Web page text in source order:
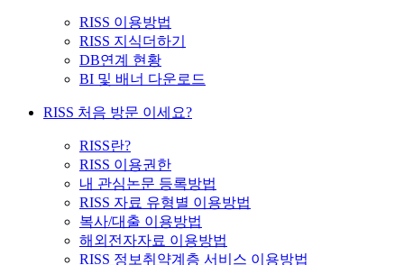
RISS 이용방법
RISS 지식더하기
DB연계 현황
BI 및 배너 다운로드
RISS 처음 방문 이세요?
RISS란?
RISS 이용권한
내 관심논문 등록방법
RISS 자료 유형별 이용방법
복사/대출 이용방법
해외전자자료 이용방법
RISS 정보취약계층 서비스 이용방법